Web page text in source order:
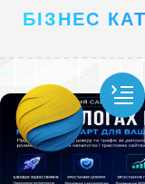
БІЗНЕС